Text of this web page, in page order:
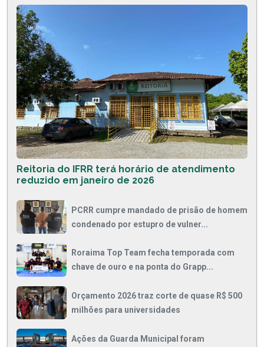
Reitoria do IFRR terá horário de atendimento
reduzido em janeiro de 2026
PCRR cumpre mandado de prisão de homem
condenado por estupro de vulner...
Roraima Top Team fecha temporada com
chave de ouro e na ponta do Grapp...
Orçamento 2026 traz corte de quase R$ 500
milhões para universidades
Ações da Guarda Municipal foram